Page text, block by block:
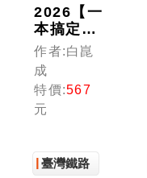
2026【一
本搞定鐵
路運輸
學】臺鐵
鐵路運輸
學概要
（臺灣鐵
作者:白崑
成
特價:567
元
臺灣鐵路